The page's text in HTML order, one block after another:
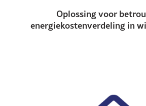
Oplossing voor
energiekostenverdeling in